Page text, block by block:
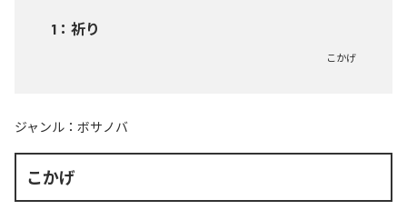
1 ： 祈り
こかげ
ジャンル： ボサノバ
こかげ